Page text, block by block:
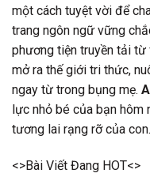
một cách tuyệt vời để
trang ngôn ngữ vững
phương tiện truyền tải từ
mở ra thế giới tri thức,
ngay từ trong bụng mẹ.
lực nhỏ bé của bạn
tương lai rạng rỡ của con.
<>Bài Viết Đang HOT<>